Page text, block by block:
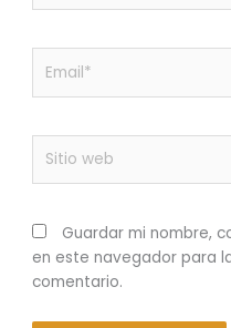
web
Guardar mi nombre,
en este navegador para
comentario.